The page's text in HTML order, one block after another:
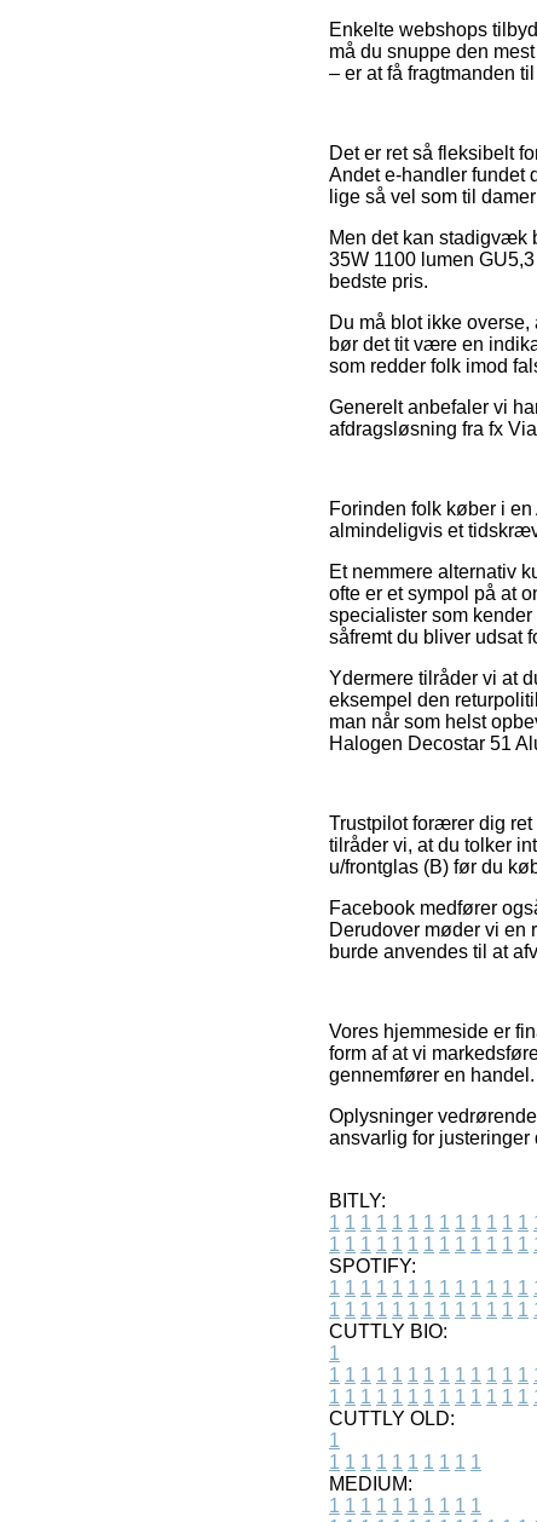
Enkelte webshops
må du snuppe den
– er at få fragtmanden
Det er ret så fleksibelt
Andet e-handler fundet
lige så vel som til
Men det kan stadigvæk
35W 1100 lumen
bedste pris.
Du må blot ikke
bør det tit være en
som redder folk imod
Generelt anbefaler vi
afdragsløsning fra fx
Forinden folk køber i
almindeligvis et
Et nemmere alternativ
ofte er et sympol på at
specialister som
såfremt du bliver udsat
Ydermere tilråder vi at
eksempel den
man når som helst
Halogen Decostar 51
Trustpilot forærer dig
tilråder vi, at du tolker
u/frontglas (B) før du
Facebook medfører
Derudover møder vi en
burde anvendes til at
Vores hjemmeside er
form af at vi
gennemfører en handel.
Oplysninger
ansvarlig for justeringer
BITLY:
1 1 1 1 1 1 1 1 1 1 1 1 1
1 1 1 1 1 1 1 1 1 1 1 1 1
SPOTIFY:
1 1 1 1 1 1 1 1 1 1 1 1 1
1 1 1 1 1 1 1 1 1 1 1 1 1
CUTTLY BIO:
1
1 1 1 1 1 1 1 1 1 1 1 1 1
1 1 1 1 1 1 1 1 1 1 1 1 1
CUTTLY OLD:
1
1 1 1 1 1 1 1 1 1 1
MEDIUM:
1 1 1 1 1 1 1 1 1 1